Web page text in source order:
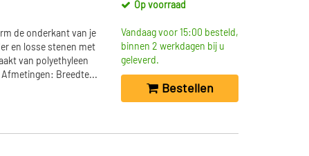
de onderkant van je
en losse stenen met
van polyethyleen
Afmetingen: Breedte...
Op voorraad
Vandaag voor 15:00 besteld,
binnen 2 werkdagen bij u
geleverd.
Bestellen